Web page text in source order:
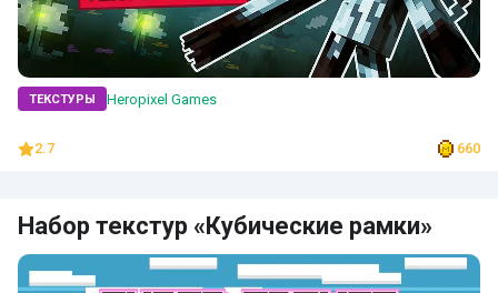
ТЕКСТУРЫ Heropixel Games
2.7 660
Набор текстур «Кубические рамки»